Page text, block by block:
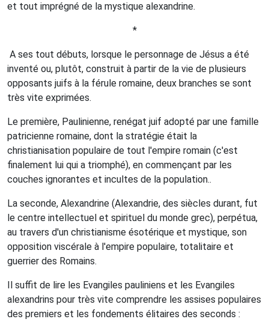
et tout imprégné de la mystique alexandrine.
*
A ses tout débuts, lorsque le personnage de Jésus a été
inventé ou, plutôt, construit à partir de la vie de plusieurs
opposants juifs à la férule romaine, deux branches se sont
très vite exprimées.
Le première, Paulinienne, renégat juif adopté par une famille
patricienne romaine, dont la stratégie était la
christianisation populaire de tout l'empire romain (c'est
finalement lui qui a triomphé), en commençant par les
couches ignorantes et incultes de la population..
La seconde, Alexandrine (Alexandrie, des siècles durant, fut
le centre intellectuel et spirituel du monde grec), perpétua,
au travers d'un christianisme ésotérique et mystique, son
opposition viscérale à l'empire populaire, totalitaire et
guerrier des Romains.
Il suffit de lire les Evangiles pauliniens et les Evangiles
alexandrins pour très vite comprendre les assises populaires
des premiers et les fondements élitaires des seconds :